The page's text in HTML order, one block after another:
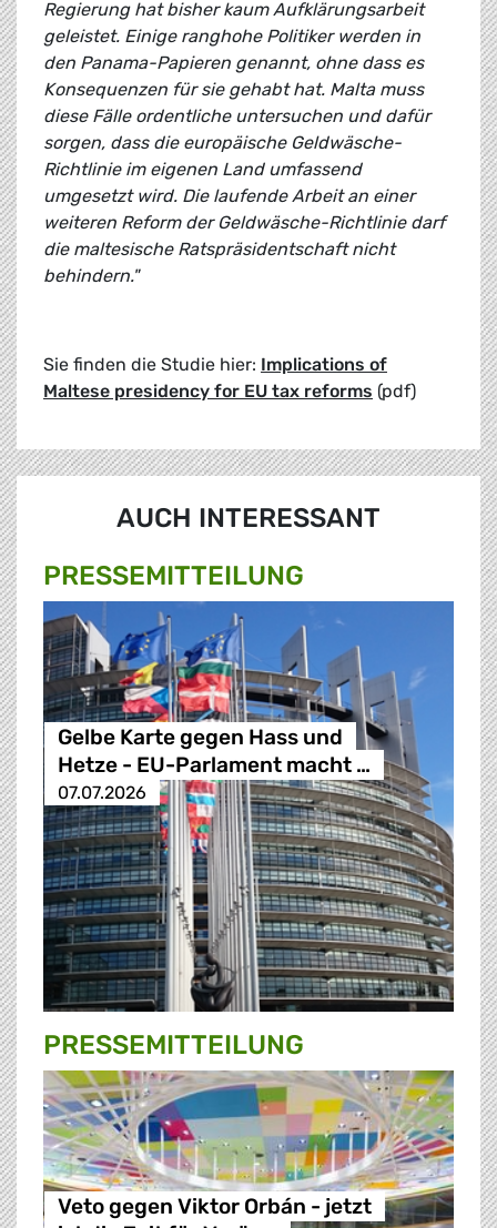
Regierung hat bisher kaum Aufklärungsarbeit
geleistet. Einige ranghohe Politiker werden in
den Panama-Papieren genannt, ohne dass es
Konsequenzen für sie gehabt hat. Malta muss
diese Fälle ordentliche untersuchen und dafür
sorgen, dass die europäische Geldwäsche-
Richtlinie im eigenen Land umfassend
umgesetzt wird. Die laufende Arbeit an einer
weiteren Reform der Geldwäsche-Richtlinie darf
die maltesische Ratspräsidentschaft nicht
behindern."
Sie finden die Studie hier: Implications of
Maltese presidency for EU tax reforms (pdf)
AUCH INTERESSANT
PRESSE­MITTEILUNG
Gelbe Karte gegen Hass und
Hetze - EU-Parlament macht …
07.07.2026
PRESSE­MITTEILUNG
Veto gegen Viktor Orbán - jetzt